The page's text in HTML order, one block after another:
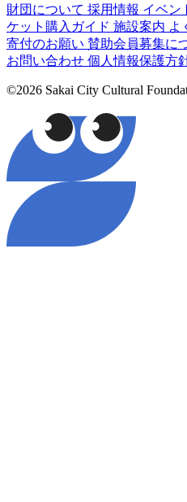
財団について 採用情報 イベン
ケット購入ガイド 施設案内 よ
寄付のお願い 賛助会員募集に
お問い合わせ 個人情報保護方
©2026 Sakai City Cultural